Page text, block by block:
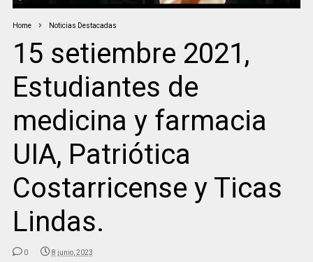
Home Noticias Destacadas
15 setiembre 2021,
Estudiantes de
medicina y farmacia
UIA, Patriótica
Costarricense y Ticas
Lindas.
0 8 junio, 2023